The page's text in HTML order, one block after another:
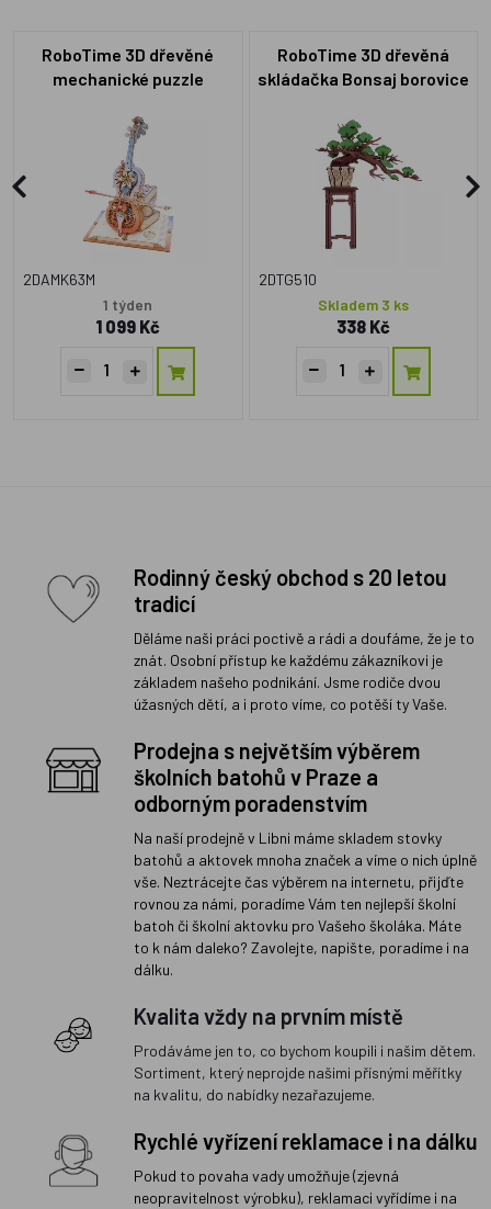
RoboTime 3D dřevěné
mechanické puzzle
(mechanický pohon)
2DAMK63M
1 týden
1 099 Kč
RoboTime 3D dřevěná
skládačka Bonsaj borovice
2DTG510
Skladem 3 ks
338 Kč
Rodinný český obchod s 20 letou
tradicí
Děláme naši práci poctivě a rádi a doufáme, že je to
znát. Osobní přístup ke každému zákazníkovi je
základem našeho podnikání. Jsme rodiče dvou
úžasných dětí, a i proto víme, co potěší ty Vaše.
Prodejna s největším výběrem
školních batohů v Praze a
odborným poradenstvím
Na naší prodejně v Libni máme skladem stovky
batohů a aktovek mnoha značek a víme o nich úplně
vše. Neztrácejte čas výběrem na internetu, přijďte
rovnou za námi, poradíme Vám ten nejlepší školní
batoh či školní aktovku pro Vašeho školáka. Máte
to k nám daleko? Zavolejte, napište, poradíme i na
dálku.
Kvalita vždy na prvním místě
Prodáváme jen to, co bychom koupili i našim dětem.
Sortiment, který neprojde našimi přísnými měřítky
na kvalitu, do nabídky nezařazujeme.
Rychlé vyřízení reklamace i na dálku
Pokud to povaha vady umožňuje (zjevná
neopravitelnost výrobku), reklamaci vyřídíme i na